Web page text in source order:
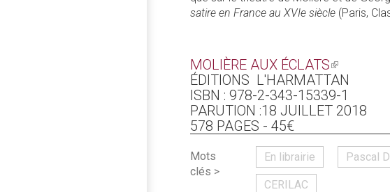
satire en France au XVIe siècle (Paris,
MOLIÈRE AUX ÉCLATS(LINK
IS
ÉDITIONS L'HARMATTAN
ISBN : 978-2-343-15339-1
PARUTION :18 JUILLET 2018
578 PAGES - 45€
Mots
clés >
En librairie Pascal
CERILAC